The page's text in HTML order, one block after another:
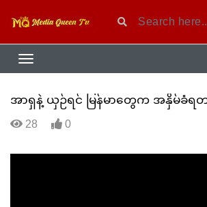
အာရှနဲ့ ယှဉ်ရင် မြန်မာတွေက အနှိမ်ခံ
28 0